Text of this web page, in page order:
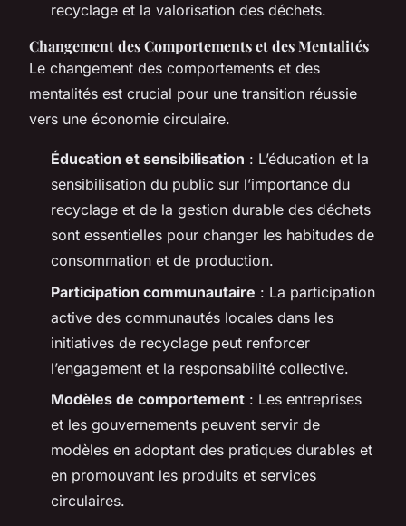
recyclage et la valorisation des déchets.
Changement des Comportements et des Mentalités
Le changement des comportements et des
mentalités est crucial pour une transition réussie
vers une économie circulaire.
Éducation et sensibilisation : L’éducation et la
sensibilisation du public sur l’importance du
recyclage et de la gestion durable des déchets
sont essentielles pour changer les habitudes de
consommation et de production.
Participation communautaire : La participation
active des communautés locales dans les
initiatives de recyclage peut renforcer
l’engagement et la responsabilité collective.
Modèles de comportement : Les entreprises
et les gouvernements peuvent servir de
modèles en adoptant des pratiques durables et
en promouvant les produits et services
circulaires.